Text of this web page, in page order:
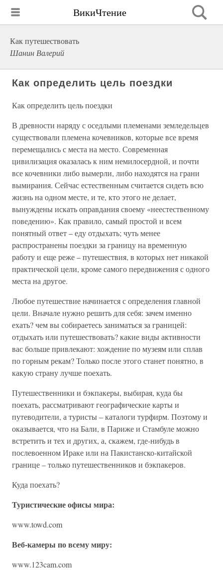
ВикиЧтение
Как путешествовать
Шанин Валерий
Как определить цель поездки
Как определить цель поездки
В древности наряду с оседлыми племенами земледельцев
существовали племена кочевников, которые все время
перемещались с места на место. Современная
цивилизация оказалась к ним немилосердной, и почти
все кочевники либо вымерли, либо находятся на грани
вымирания. Сейчас естественным считается сидеть всю
жизнь на одном месте, и те, кто этого не делает,
вынуждены искать оправдания своему «неестественному
поведению». Как правило, самый простой и всем
понятный ответ – еду отдыхать; чуть менее
распространены поездки за границу на временную
работу и еще реже – путешествия, в которых нет никакой
практической цели, кроме самого передвижения с одного
места на другое.
Любое путешествие начинается с определения главной
цели. Вначале нужно решить для себя: зачем именно
ехать? чем вы собираетесь заниматься за границей:
отдыхать или путешествовать? какие виды активности
вас больше привлекают: хождение по музеям или сплав
по горным рекам? Только после этого станет понятно, в
какую страну лучше поехать.
Путешественники и бэкпакеры, выбирая, куда бы
поехать, рассматривают географические карты и
путеводители, а туристы – каталоги турфирм. Поэтому и
оказывается, что на Бали, в Париже и Стамбуле можно
встретить и тех и других, а, скажем, где-нибудь в
послевоенном Ираке или на Пакистанско-китайской
границе – только путешественников и бэкпакеров.
Куда поехать?
Туристические офисы мира:
www.towd.com
Веб-камеры по всему миру:
www.123cam.com